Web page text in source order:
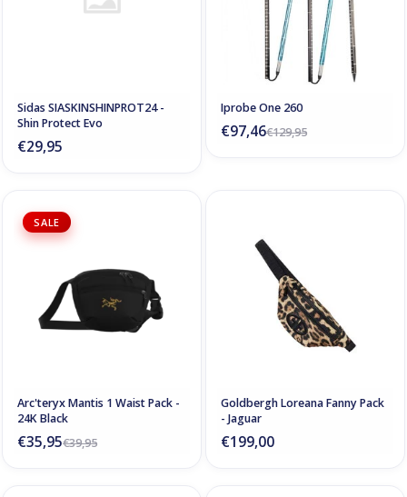
Sidas SIASKINSHINPROT24 -
Shin Protect Evo
€29,95
Iprobe One 260
€129,95
€97,46
SALE
Arc'teryx Mantis 1 Waist Pack -
24K Black
€39,95
€35,95
Goldbergh Loreana Fanny Pack
- Jaguar
€199,00